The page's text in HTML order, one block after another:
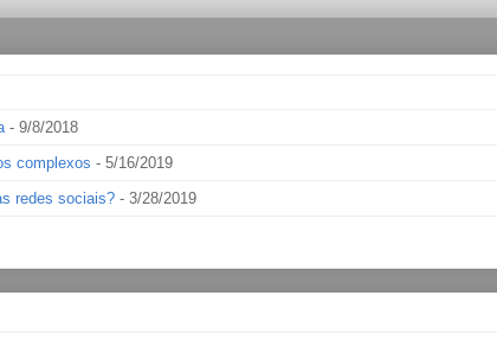
- 9/8/2018
complexos - 5/16/2019
redes sociais? - 3/28/2019